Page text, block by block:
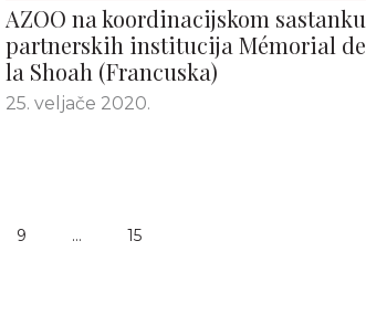
AZOO na koordinacijskom sastanku
partnerskih institucija Mémorial de
la Shoah (Francuska)
25. veljače 2020.
9 … 15